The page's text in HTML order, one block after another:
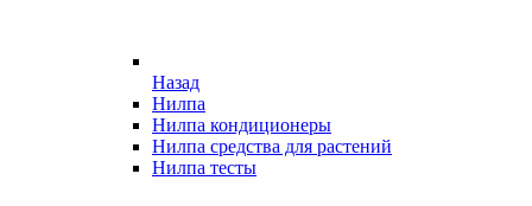
Назад
Нилпа
Нилпа кондиционеры
Нилпа средства для растений
Нилпа тесты